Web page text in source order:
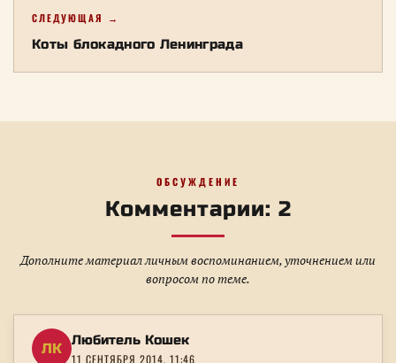
СЛЕДУЮЩАЯ →
Коты блокадного Ленинграда
ОБСУЖДЕНИЕ
Комментарии: 2
Дополните материал личным воспоминанием, уточнением или
вопросом по теме.
ЛК Любитель Кошек
11 СЕНТЯБРЯ 2014, 11:46